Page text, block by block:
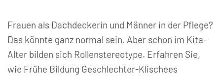
Frauen als Dachdeckerin und Männer in der Pflege?
Das könnte ganz normal sein. Aber schon im Kita-
Alter bilden sich Rollenstereotype. Erfahren Sie,
wie Frühe Bildung Geschlechter-Klischees